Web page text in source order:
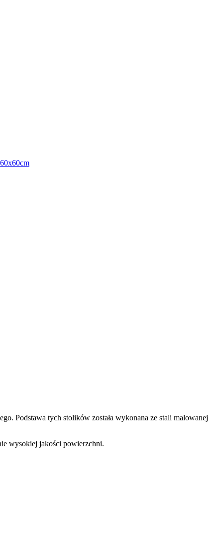
Podstawa tych stolików została wykonana ze stali malowanej
wysokiej jakości powierzchni.